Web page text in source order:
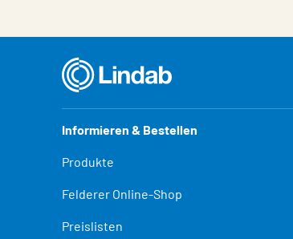
Informieren & Bestellen
Produkte
Felderer Online-Shop
Preislisten